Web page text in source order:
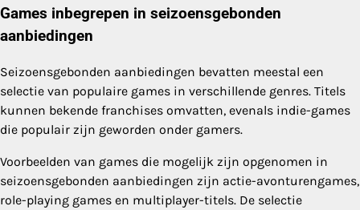
Games inbegrepen in seizoensgebonden
aanbiedingen
Seizoensgebonden aanbiedingen bevatten meestal een
selectie van populaire games in verschillende genres. Titels
kunnen bekende franchises omvatten, evenals indie-games
die populair zijn geworden onder gamers.
Voorbeelden van games die mogelijk zijn opgenomen in
seizoensgebonden aanbiedingen zijn actie-avonturengames,
role-playing games en multiplayer-titels. De selectie